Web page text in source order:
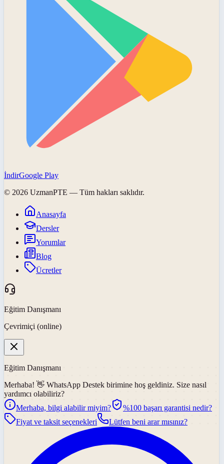
İndirGoogle Play
© 2026 UzmanPTE — Tüm hakları saklıdır.
Anasayfa
Dersler
Yorumlar
Blog
Ücretler
Eğitim Danışmanı
Çevrimiçi (online)
Eğitim Danışmanı
Merhaba! 👋 WhatsApp Destek birimine hoş geldiniz. Size nasıl
yardımcı olabiliriz?
Merhaba, bilgi alabilir miyim?
%100 başarı garantisi nedir?
Fiyat ve taksit seçenekleri
Lütfen beni arar mısınız?